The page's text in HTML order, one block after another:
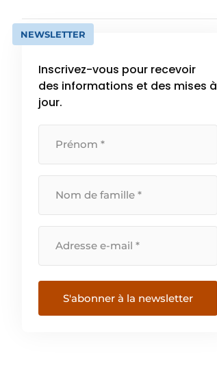
NEWSLETTER
Inscrivez-vous pour recevoir
des informations et des mises à
jour.